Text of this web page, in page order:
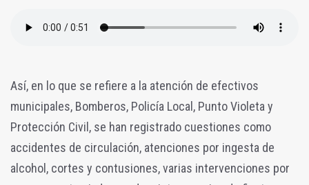
Así, en lo que se refiere a la atención de efectivos
municipales, Bomberos, Policía Local, Punto Violeta y
Protección Civil, se han registrado cuestiones como
accidentes de circulación, atenciones por ingesta de
alcohol, cortes y contusiones, varias intervenciones por